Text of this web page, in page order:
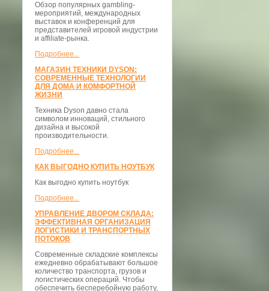
Обзор популярных gambling-
мероприятий, международных
выставок и конференций для
представителей игровой индустрии
и affiliate-рынка.
Подробнее...
МАГАЗИН ТЕХНИКИ DYSON:
СОВРЕМЕННЫЕ ТЕХНОЛОГИИ
ДЛЯ ДОМА И КОМФОРТНОЙ
ЖИЗНИ
Техника Dyson давно стала
символом инноваций, стильного
дизайна и высокой
производительности.
Подробнее...
КАК ВЫГОДНО КУПИТЬ НОУТБУК
Как выгодно купить ноутбук
Подробнее...
УПРАВЛЕНИЕ ДВОРОМ СКЛАДА:
ЭФФЕКТИВНАЯ ОРГАНИЗАЦИЯ
ЛОГИСТИКИ И ТРАНСПОРТНЫХ
ПОТОКОВ
Современные складские комплексы
ежедневно обрабатывают большое
количество транспорта, грузов и
логистических операций. Чтобы
обеспечить бесперебойную работу,